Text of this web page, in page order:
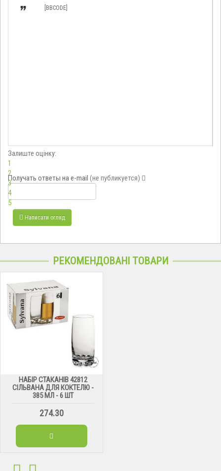
 [BBCODE]
Залиште оцінку:
1
2
3
4
5
Получать ответы на e-mail (не публикуется)
Написати огляд
РЕКОМЕНДОВАНІ ТОВАРИ
НАБІР СТАКАНІВ 42812
СІЛЬВАНА ДЛЯ КОКТЕЛЮ -
385 МЛ - 6 ШТ
274.30